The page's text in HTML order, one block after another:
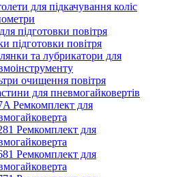
для підкачування коліс
підготовки повітря
підготовки повітря
та лубрикатори для
очищення повітря
для пневмогайковертів
Ремкомплект для
Ремкомплект для
Ремкомплект для